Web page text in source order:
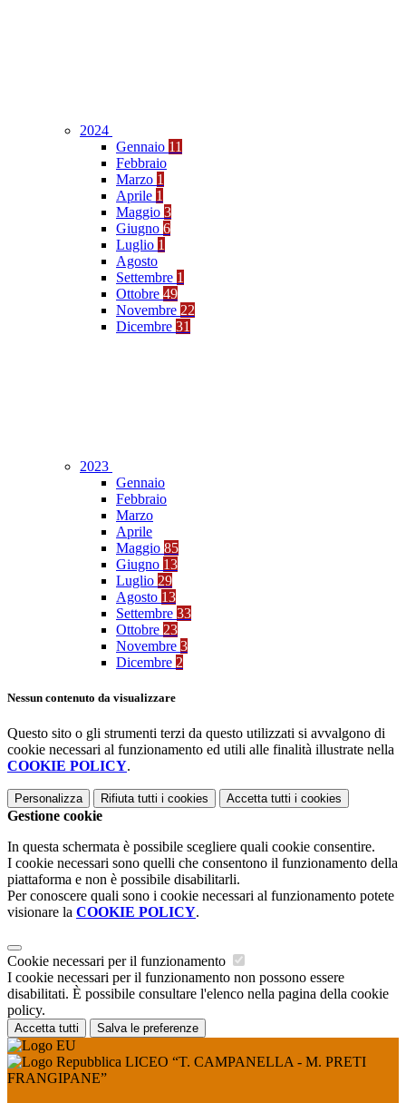
2024
Gennaio 11
Febbraio
Marzo 1
Aprile 1
Maggio 3
Giugno 6
Luglio 1
Agosto
Settembre 1
Ottobre 49
Novembre 22
Dicembre 31
2023
Gennaio
Febbraio
Marzo
Aprile
Maggio 85
Giugno 13
Luglio 29
Agosto 13
Settembre 33
Ottobre 23
Novembre 3
Dicembre 2
Nessun contenuto da visualizzare
Questo sito o gli strumenti terzi da questo utilizzati si avvalgono di
cookie necessari al funzionamento ed utili alle finalità illustrate nella
COOKIE POLICY.
Personalizza Rifiuta tutti i cookies Accetta tutti i cookies
Gestione cookie
In questa schermata è possibile scegliere quali cookie consentire.
I cookie necessari sono quelli che consentono il funzionamento della
piattaforma e non è possibile disabilitarli.
Per conoscere quali sono i cookie necessari al funzionamento potete
visionare la COOKIE POLICY.
Cookie necessari per il funzionamento
I cookie necessari per il funzionamento non possono essere
disabilitati. È possibile consultare l'elenco nella pagina della cookie
policy.
Accetta tutti Salva le preferenze
LICEO “T. CAMPANELLA - M. PRETI
FRANGIPANE”